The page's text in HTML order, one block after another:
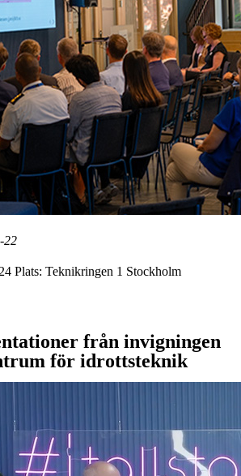
22
Plats: Teknikringen 1 Stockholm
från invigningen
för idrottsteknik